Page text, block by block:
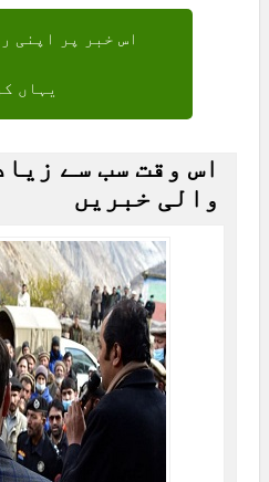
اس خبر پر اپنی
یہاں
اس وقت سب سے
والی خبریں